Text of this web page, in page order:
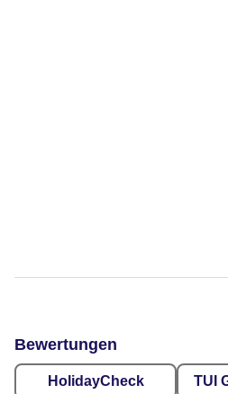
Bewertungen
HolidayCheck TUI